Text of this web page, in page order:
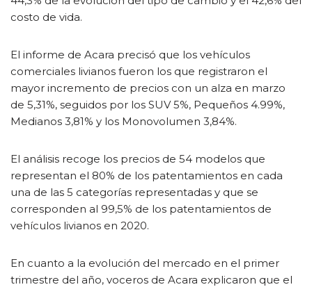
costo de vida.
El informe de Acara precisó que los vehículos
comerciales livianos fueron los que registraron el
mayor incremento de precios con un alza en marzo
de 5,31%, seguidos por los SUV 5%, Pequeños 4.99%,
Medianos 3,81% y los Monovolumen 3,84%.
El análisis recoge los precios de 54 modelos que
representan el 80% de los patentamientos en cada
una de las 5 categorías representadas y que se
corresponden al 99,5% de los patentamientos de
vehículos livianos en 2020.
En cuanto a la evolución del mercado en el primer
trimestre del año, voceros de Acara explicaron que el